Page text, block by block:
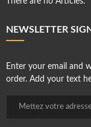
NEWSLETTER
Enter your email and
order. Add your text